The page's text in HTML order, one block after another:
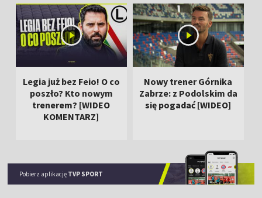
Legia już bez Feio! O co
poszło? Kto nowym
trenerem? [WIDEO
KOMENTARZ]
Nowy trener Górnika
Zabrze: z Podolskim da
się pogadać [WIDEO]
Pobierz aplikację TVP SPORT